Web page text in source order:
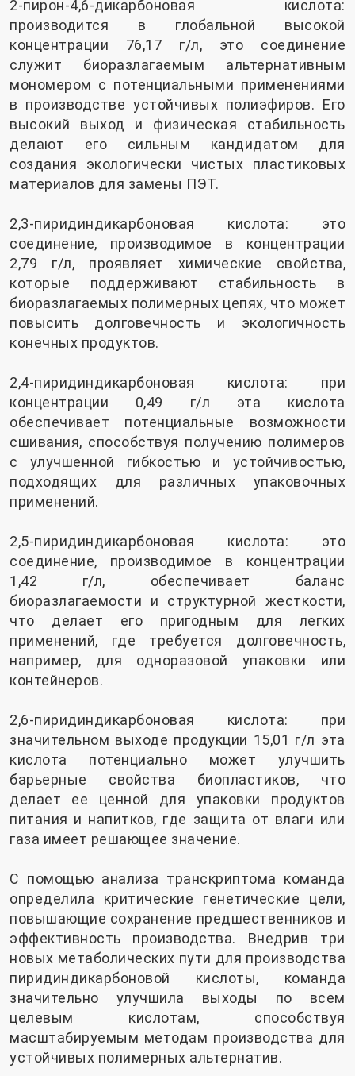
2-пирон-4,6-дикарбоновая кислота:
производится в глобальной высокой
концентрации 76,17 г/л, это соединение
служит биоразлагаемым альтернативным
мономером с потенциальными применениями
в производстве устойчивых полиэфиров. Его
высокий выход и физическая стабильность
делают его сильным кандидатом для
создания экологически чистых пластиковых
материалов для замены ПЭТ.
2,3-пиридиндикарбоновая кислота: это
соединение, производимое в концентрации
2,79 г/л, проявляет химические свойства,
которые поддерживают стабильность в
биоразлагаемых полимерных цепях, что может
повысить долговечность и экологичность
конечных продуктов.
2,4-пиридиндикарбоновая кислота: при
концентрации 0,49 г/л эта кислота
обеспечивает потенциальные возможности
сшивания, способствуя получению полимеров
с улучшенной гибкостью и устойчивостью,
подходящих для различных упаковочных
применений.
2,5-пиридиндикарбоновая кислота: это
соединение, производимое в концентрации
1,42 г/л, обеспечивает баланс
биоразлагаемости и структурной жесткости,
что делает его пригодным для легких
применений, где требуется долговечность,
например, для одноразовой упаковки или
контейнеров.
2,6-пиридиндикарбоновая кислота: при
значительном выходе продукции 15,01 г/л эта
кислота потенциально может улучшить
барьерные свойства биопластиков, что
делает ее ценной для упаковки продуктов
питания и напитков, где защита от влаги или
газа имеет решающее значение.
С помощью анализа транскриптома команда
определила критические генетические цели,
повышающие сохранение предшественников и
эффективность производства. Внедрив три
новых метаболических пути для производства
пиридиндикарбоновой кислоты, команда
значительно улучшила выходы по всем
целевым кислотам, способствуя
масштабируемым методам производства для
устойчивых полимерных альтернатив.